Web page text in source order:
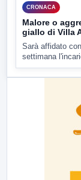
CRONACA
Malore o
giallo di Villa
Sarà affidato
settimana